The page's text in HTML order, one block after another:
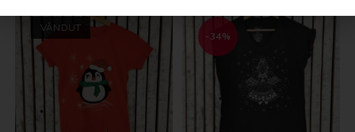
VÂNDUT
-34%